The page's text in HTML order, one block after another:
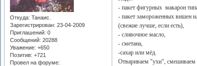
Откуда: Танаис.
Зарегистрирован: 23-04-2009
Приглашений: 0
Сообщений: 20288
Уважение: +650
Позитив: +721
Провел на форуме:
- пакет фигурных макарон
- пакет замороженных вишен
(свежие лучше, если есть),
- сливочное масло,
- сметана,
-сахар или мёд.
Отвариваем "ухи", смешиваем